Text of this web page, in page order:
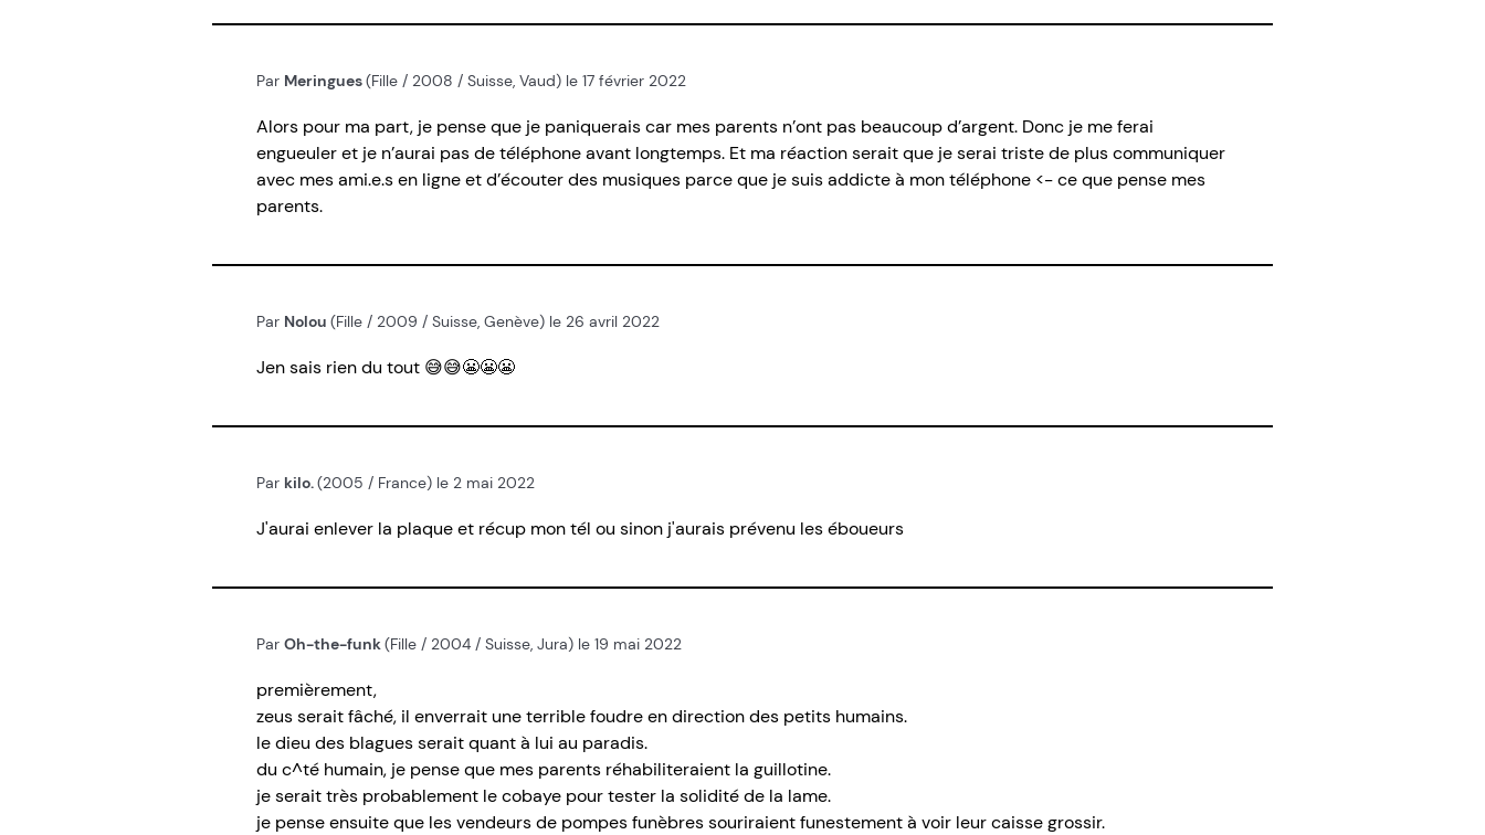
Par Meringues(Fille / 2008 / Suisse, Vaud) le 17 février 2022
Alors pour ma part, je pense que je paniquerais car mes parents n’ont pas beaucoup d’argent. Donc je me ferai
engueuler et je n’aurai pas de téléphone avant longtemps. Et ma réaction serait que je serai triste de plus communiquer
avec mes ami.e.s en ligne et d’écouter des musiques parce que je suis addicte à mon téléphone <- ce que pense mes
parents.
Par Nolou (Fille / 2009 / Suisse, Genève) le 26 avril 2022
Jen sais rien du tout 😅😅😬😬😬
Par kilo.(2005 / France) le 2 mai 2022
J'aurai enlever la plaque et récup mon tél ou sinon j'aurais prévenu les éboueurs
Par Oh-the-funk(Fille / 2004 / Suisse, Jura) le 19 mai 2022
premièrement,
zeus serait fâché, il enverrait une terrible foudre en direction des petits humains.
le dieu des blagues serait quant à lui au paradis.
du c^té humain, je pense que mes parents réhabiliteraient la guillotine.
je serait très probablement le cobaye pour tester la solidité de la lame.
je pense ensuite que les vendeurs de pompes funèbres souriraient funestement à voir leur caisse grossir.